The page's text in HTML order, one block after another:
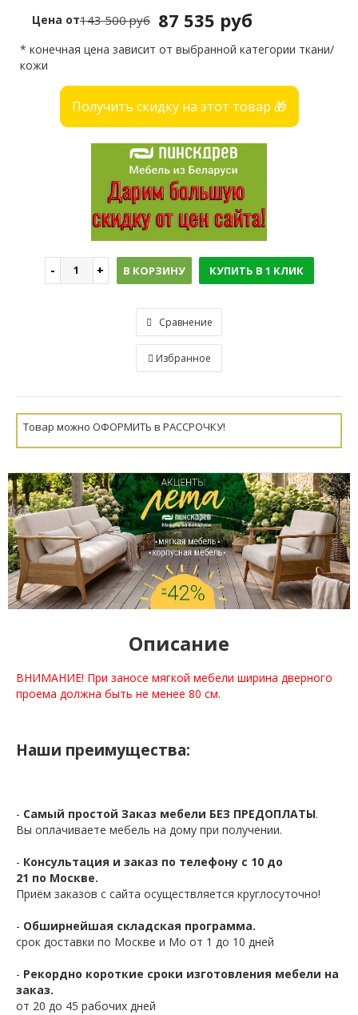
Цена от 87 535 руб
143 500 руб
* конечная цена зависит от выбранной категории ткани/
кожи
Получить скидку на этот товар 🎁
В КОРЗИНУ КУПИТЬ В 1 КЛИК
Сравнение
Избранное
Товар можно ОФОРМИТЬ в РАССРОЧКУ!
Описание
ВНИМАНИЕ! При заносе мягкой мебели ширина дверного
проема должна быть не менее 80 см.
Наши преимущества:
- Самый простой Заказ мебели БЕЗ ПРЕДОПЛАТЫ.
Вы оплачиваете мебель на дому при получении.
- Консультация и заказ по телефону с 10 до
21 по Москве.
Приём заказов с сайта осуществляется круглосуточно!
- Обширнейшая складская программа.
срок доставки по Москве и Мо от 1 до 10 дней
- Рекордно короткие сроки изготовления мебели на
заказ.
от 20 до 45 рабочих дней